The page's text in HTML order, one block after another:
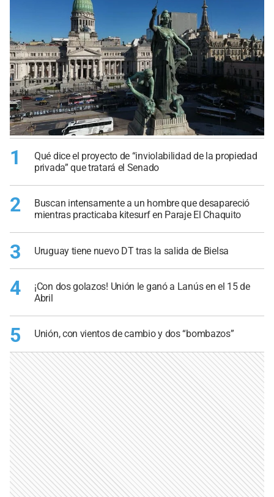
1
Qué dice el proyecto de “inviolabilidad de la propiedad
privada” que tratará el Senado
2
Buscan intensamente a un hombre que desapareció
mientras practicaba kitesurf en Paraje El Chaquito
3 Uruguay tiene nuevo DT tras la salida de Bielsa
4
¡Con dos golazos! Unión le ganó a Lanús en el 15 de
Abril
5 Unión, con vientos de cambio y dos “bombazos”